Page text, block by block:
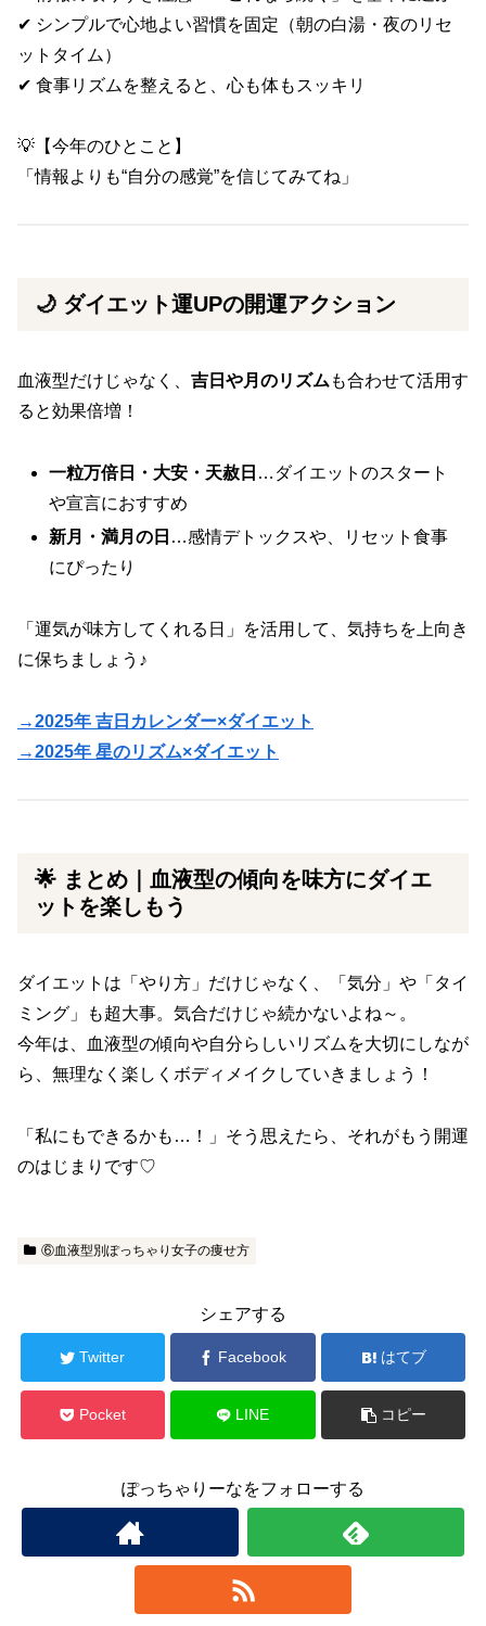
✔ シンプルで心地よい習慣を固定（朝の白湯・夜のリセ
ットタイム）
✔ 食事リズムを整えると、心も体もスッキリ
💡【今年のひとこと】
「情報よりも“自分の感覚”を信じてみてね」
🌙 ダイエット運UPの開運アクション
血液型だけじゃなく、 吉日や月のリズムも合わせて活用す
ると効果倍増！
一粒万倍日・大安・天赦日 …ダイエットのスタート
や宣言におすすめ
新月・満月の日 …感情デトックスや、リセット食事
にぴったり
「運気が味方してくれる日」を活用して、気持ちを上向き
に保ちましょう♪
→2025年 吉日カレンダー×ダイエット
→2025年 星のリズム×ダイエット
🌟 まとめ｜血液型の傾向を味方にダイエ
ットを楽しもう
ダイエットは「やり方」だけじゃなく、「気分」や「タイ
ミング」も超大事。気合だけじゃ続かないよね～。
今年は、血液型の傾向や自分らしいリズムを大切にしなが
ら、無理なく楽しくボディメイクしていきましょう！
「私にもできるかも…！」そう思えたら、それがもう開運
のはじまりです♡
⑥血液型別ぽっちゃり女子の痩せ方
シェアする
Twitter Facebook はてブ
Pocket LINE コピー
ぽっちゃりーなをフォローする